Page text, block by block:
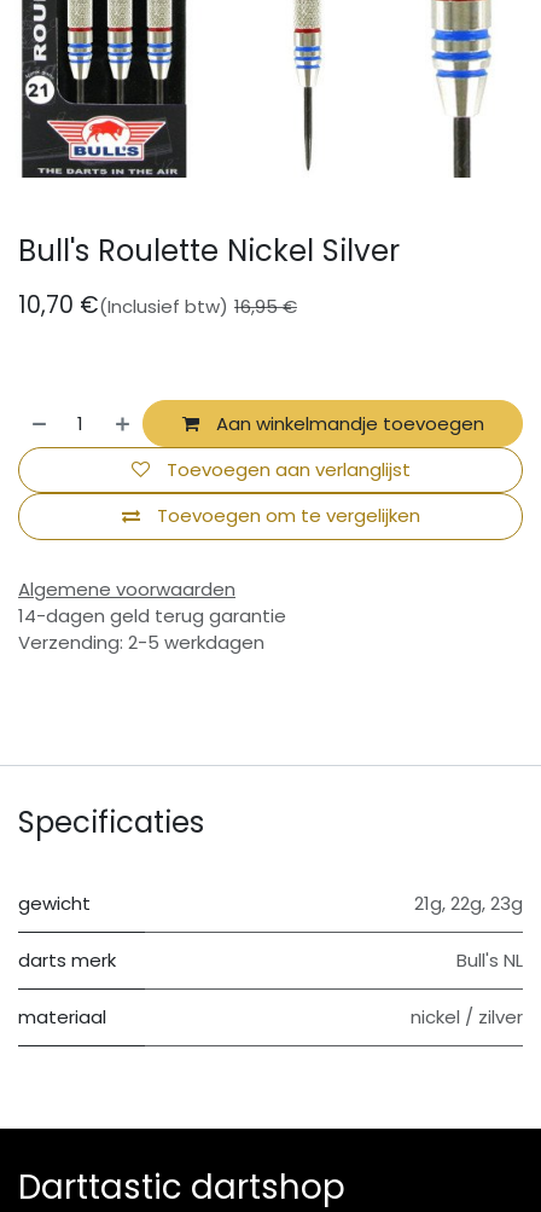
Bull's Roulette Nickel Silver
10,70 €(Inclusief btw) 16,95€
Aan winkelmandje toevoegen
Toevoegen om te vergelijken
Toevoegen aan verlanglijst
Algemene voorwaarden
14-dagen geld terug garantie
Verzending: 2-5 werkdagen
Specificaties
gewicht 21g,22g,23g
darts merk Bull's NL
materiaal nickel / zilver
Darttastic dartshop